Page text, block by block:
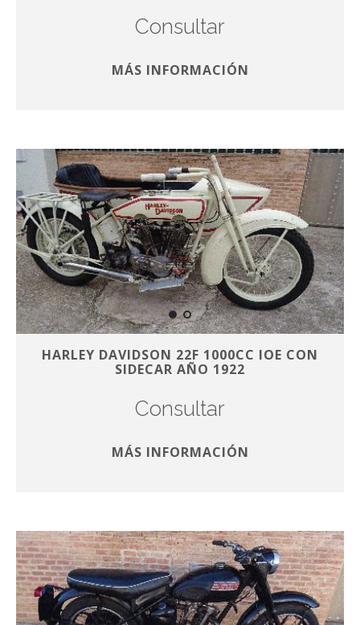
Consultar
MÁS INFORMACIÓN
HARLEY DAVIDSON 22F 1000CC IOE CON
SIDECAR AÑO 1922
Consultar
MÁS INFORMACIÓN